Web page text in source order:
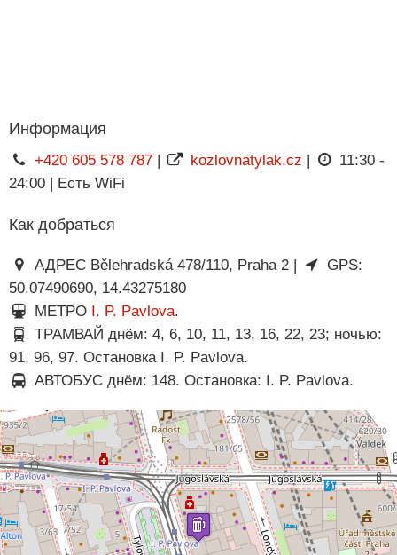
Информация
+420 605 578 787| kozlovnatylak.cz
11:30 -
24:00 | Есть WiFi
Как добраться
АДРЕС Bělehradská 478/110, Praha 2 |
GPS:
50.07490690, 14.43275180
МЕТРО I. P. Pavlova.
ТРАМВАЙ днём: 4, 6, 10, 11, 13, 16, 22, 23; ночью:
91, 96, 97. Остановка I. P. Pavlova.
АВТОБУС днём: 148. Остановка: I. P. Pavlova.